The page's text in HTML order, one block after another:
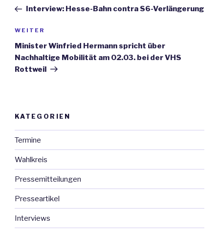
Beitrag
Interview: Hesse-Bahn contra S6-Verlängerung
Nächster
Beitrag
WEITER
Minister Winfried Hermann spricht über
Nachhaltige Mobilität am 02.03. bei der VHS
Rottweil
KATEGORIEN
Termine
Wahlkreis
Pressemitteilungen
Presseartikel
Interviews